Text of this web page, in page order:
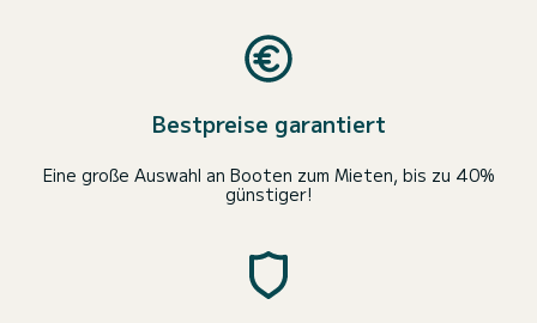
Bestpreise garantiert
Eine große Auswahl an Booten zum Mieten, bis zu 40%
günstiger!